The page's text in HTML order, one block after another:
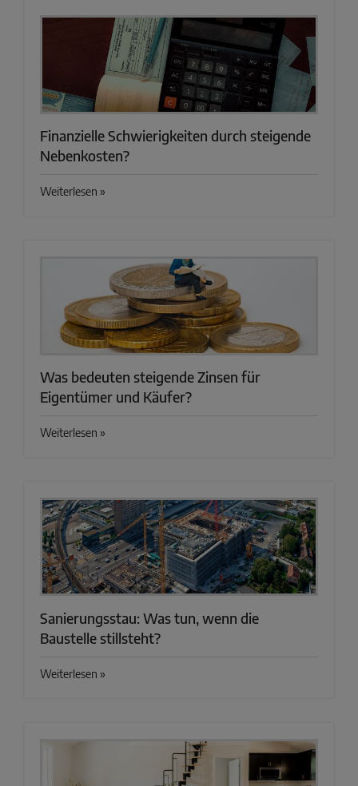
Finanzielle Schwierigkeiten durch steigende
Nebenkosten?
Weiterlesen »
Was bedeuten steigende Zinsen für
Eigentümer und Käufer?
Weiterlesen »
Sanierungsstau: Was tun, wenn die
Baustelle stillsteht?
Weiterlesen »